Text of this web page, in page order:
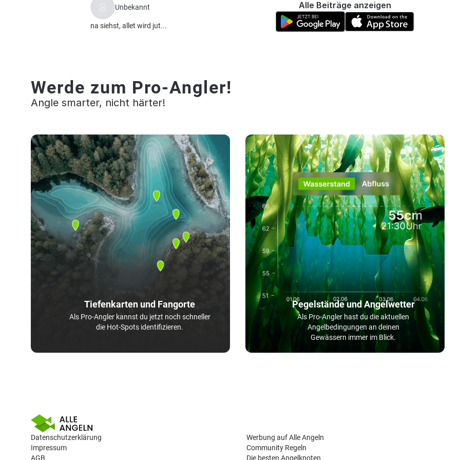
Unbekannt
na siehst, allet wird jut...
Alle Beiträge anzeigen
Werde zum Pro-Angler!
Angle smarter, nicht härter!
Tiefenkarten und Fangorte
Als Pro-Angler kannst du jetzt noch schneller
die Hot-Spots identifizieren.
Pegelstände und Angelwetter
Als Pro-Angler hast du die aktuellen
Angelbedingungen an deinen
Gewässern immer im Blick.
Datenschutzerklärung
Impressum
AGB
Werbung auf Alle Angeln
Community Regeln
Die besten Angelknoten